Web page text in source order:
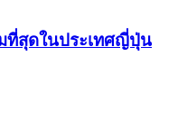
ที่สุดในประเทศญี่ปุ่น